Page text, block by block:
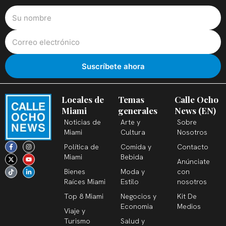
F
a
c
e
b
o
o
I
n
s
t
a
g
r
X
-
t
w
i
t
t
Y
o
u
t
u
b
e
T
i
k
t
o
k
L
i
n
k
e
d
i
Locales de
Miami
Noticias de
Miami
Política de
Miami
Bienes
Raíces Miami
Top 8 Miami
Viaje y
Turismo
Temas
generales
Arte y
Cultura
Comida y
Bebida
Moda y
Estilo
Negocios y
Economia
Salud y
Calle Ocho
News (EN)
Sobre
Nosotros
Contacto
Anúnciate
con
nosotros
Kit De
Medios